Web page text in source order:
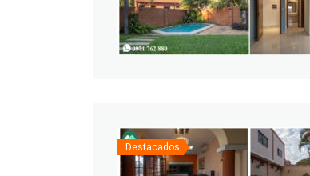
Destacados